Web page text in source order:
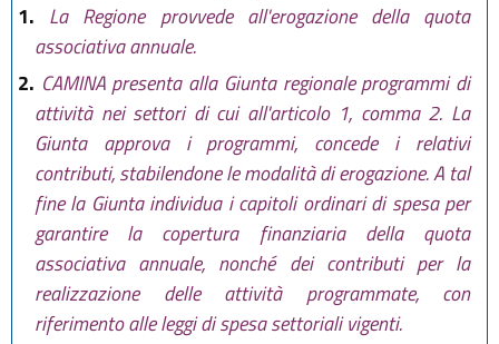
1. La Regione provvede all'erogazione della quota
associativa annuale.
2. CAMINA presenta alla Giunta regionale programmi di
attività nei settori di cui all'articolo 1, comma 2. La
Giunta approva i programmi, concede i relativi
contributi, stabilendone le modalità di erogazione. A tal
fine la Giunta individua i capitoli ordinari di spesa per
garantire la copertura finanziaria della quota
associativa annuale, nonché dei contributi per la
realizzazione delle attività programmate, con
riferimento alle leggi di spesa settoriali vigenti.